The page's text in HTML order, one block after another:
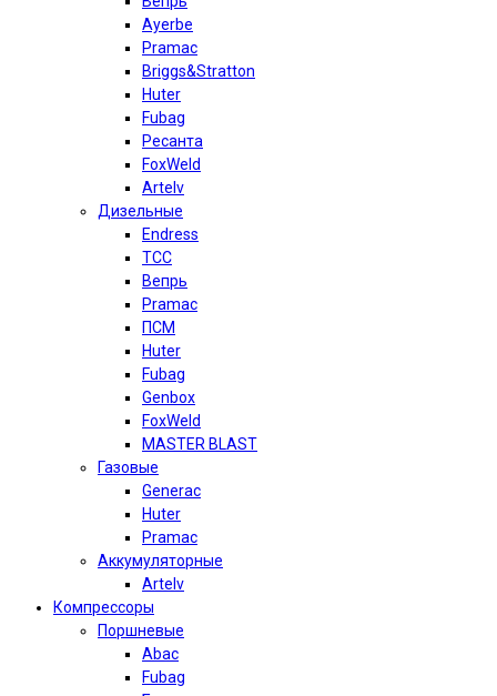
Ayerbe
Pramac
Briggs&Stratton
Huter
Fubag
Ресанта
FoxWeld
Artelv
Дизельные
Endress
TCC
Вепрь
Pramac
ПСМ
Huter
Fubag
Genbox
FoxWeld
MASTER BLAST
Газовые
Generac
Huter
Pramac
Аккумуляторные
Artelv
Компрессоры
Поршневые
Abac
Fubag